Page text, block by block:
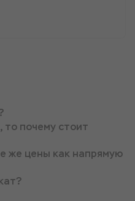
то почему стоит
же цены как напрямую